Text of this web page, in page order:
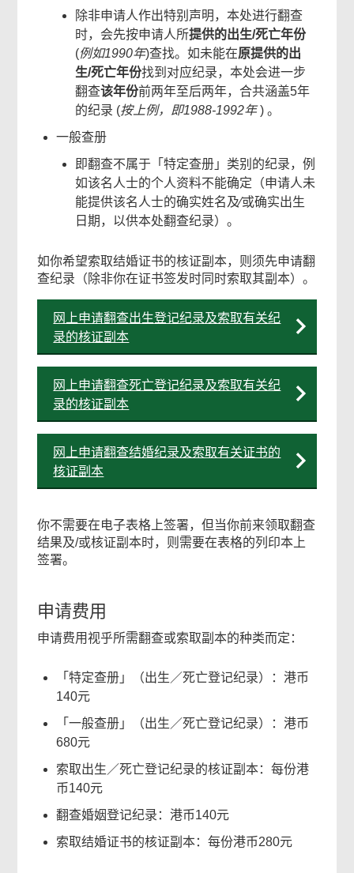
除非申请人作出特别声明，本处进行翻查
时，会先按申请人所提供的出生/死亡年份
(例如1990年)查找。如未能在原提供的出
生/死亡年份找到对应纪录，本处会进一步
翻查该年份前两年至后两年，合共涵盖5年
的纪录 (按上例，即1988-1992年) 。
一般查册
即翻查不属于「特定查册」类别的纪录，例
如该名人士的个人资料不能确定（申请人未
能提供该名人士的确实姓名及∕或确实出生
日期，以供本处翻查纪录）。
如你希望索取结婚证书的核证副本，则须先申请翻
查纪录（除非你在证书签发时同时索取其副本）。
网上申请翻查出生登记纪录及索取有关纪
录的核证副本
网上申请翻查死亡登记纪录及索取有关纪
录的核证副本
网上申请翻查结婚纪录及索取有关证书的
核证副本
你不需要在电子表格上签署，但当你前来领取翻查
结果及/或核证副本时，则需要在表格的列印本上
签署。
申请费用
申请费用视乎所需翻查或索取副本的种类而定：
「特定查册」（出生／死亡登记纪录）：港币
140元
「一般查册」（出生／死亡登记纪录）：港币
680元
索取出生／死亡登记纪录的核证副本：每份港
币140元
翻查婚姻登记纪录：港币140元
索取结婚证书的核证副本：每份港币280元